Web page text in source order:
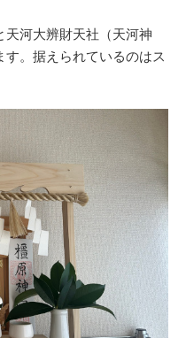
河大辨財天社（天河神
。据えられているのはス